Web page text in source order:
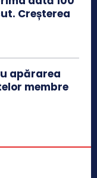
Creșterea
apărarea
membre